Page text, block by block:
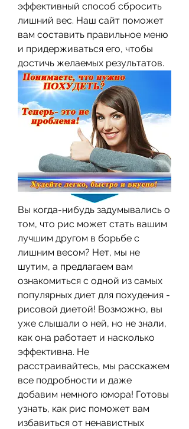
эффективный способ сбросить
лишний вес. Наш сайт поможет
вам составить правильное меню
и придерживаться его, чтобы
достичь желаемых результатов.
Вы когда-нибудь задумывались о
том, что рис может стать вашим
лучшим другом в борьбе с
лишним весом? Нет, мы не
шутим, а предлагаем вам
ознакомиться с одной из самых
популярных диет для похудения -
рисовой диетой! Возможно, вы
уже слышали о ней, но не знали,
как она работает и насколько
эффективна. Не
расстраивайтесь, мы расскажем
все подробности и даже
добавим немного юмора! Готовы
узнать, как рис поможет вам
избавиться от ненавистных